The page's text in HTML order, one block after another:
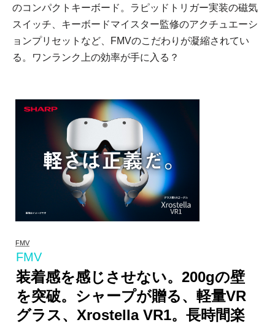
のコンパクトキーボード。ラピッドトリガー実装の磁気
スイッチ、キーボードマイスター監修のアクチュエーシ
ョンプリセットなど、FMVのこだわりが凝縮されてい
る。ワンランク上の効率が手に入る？
FMV
FMV
装着感を感じさせない。200gの壁
を突破。シャープが贈る、軽量VR
グラス、Xrostella VR1。長時間楽